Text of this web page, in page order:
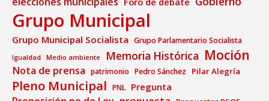
Grupo Municipal
Grupo Municipal Socialista Grupo Parlamentario Socialista
Igualdad Medio ambiente Memoria Histórica Moción
Nota de prensa patrimonio Pedro Sánchez Pilar Alegría
Pleno Municipal PNL Pregunta